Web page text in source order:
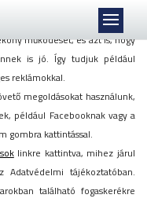
a
minket!
működését, és azt is, hogy
is jó. Így tudjuk például
reklámokkal.
megoldásokat használunk,
például Facebooknak vagy a
gombra kattintással.
linkre kattintva, mihez járul
tájékoztatóban.
található fogaskerékre